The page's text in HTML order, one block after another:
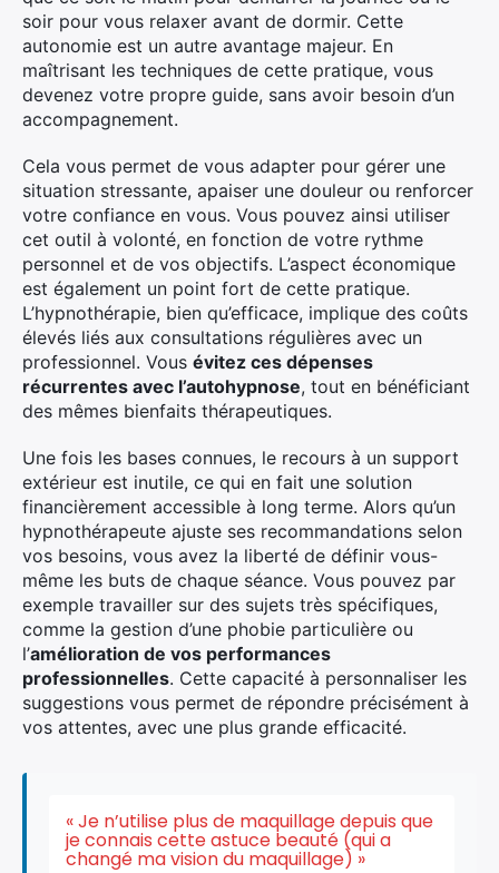
soir pour vous relaxer avant de dormir. Cette
autonomie est un autre avantage majeur. En
maîtrisant les techniques de cette pratique, vous
devenez votre propre guide, sans avoir besoin d’un
accompagnement.
Cela vous permet de vous adapter pour gérer une
situation stressante, apaiser une douleur ou renforcer
votre confiance en vous. Vous pouvez ainsi utiliser
cet outil à volonté, en fonction de votre rythme
personnel et de vos objectifs. L’aspect économique
est également un point fort de cette pratique.
L’hypnothérapie, bien qu’efficace, implique des coûts
élevés liés aux consultations régulières avec un
professionnel. Vous évitez ces dépenses
récurrentes avec l’autohypnose, tout en bénéficiant
des mêmes bienfaits thérapeutiques.
Une fois les bases connues, le recours à un support
extérieur est inutile, ce qui en fait une solution
financièrement accessible à long terme. Alors qu’un
hypnothérapeute ajuste ses recommandations selon
vos besoins, vous avez la liberté de définir vous-
même les buts de chaque séance. Vous pouvez par
exemple travailler sur des sujets très spécifiques,
comme la gestion d’une phobie particulière ou
l’amélioration de vos performances
professionnelles. Cette capacité à personnaliser les
suggestions vous permet de répondre précisément à
vos attentes, avec une plus grande efficacité.
« Je n’utilise plus de maquillage depuis que
je connais cette astuce beauté (qui a
changé ma vision du maquillage) »